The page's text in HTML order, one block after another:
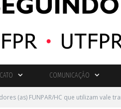
COMUNICAÇÃO
(as) FUNPAR/HC que utilizam vale